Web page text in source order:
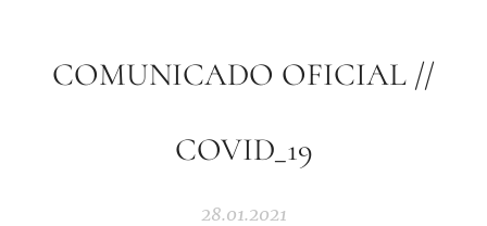
COMUNICADO OFICIAL //
COVID_19
28.01.2021